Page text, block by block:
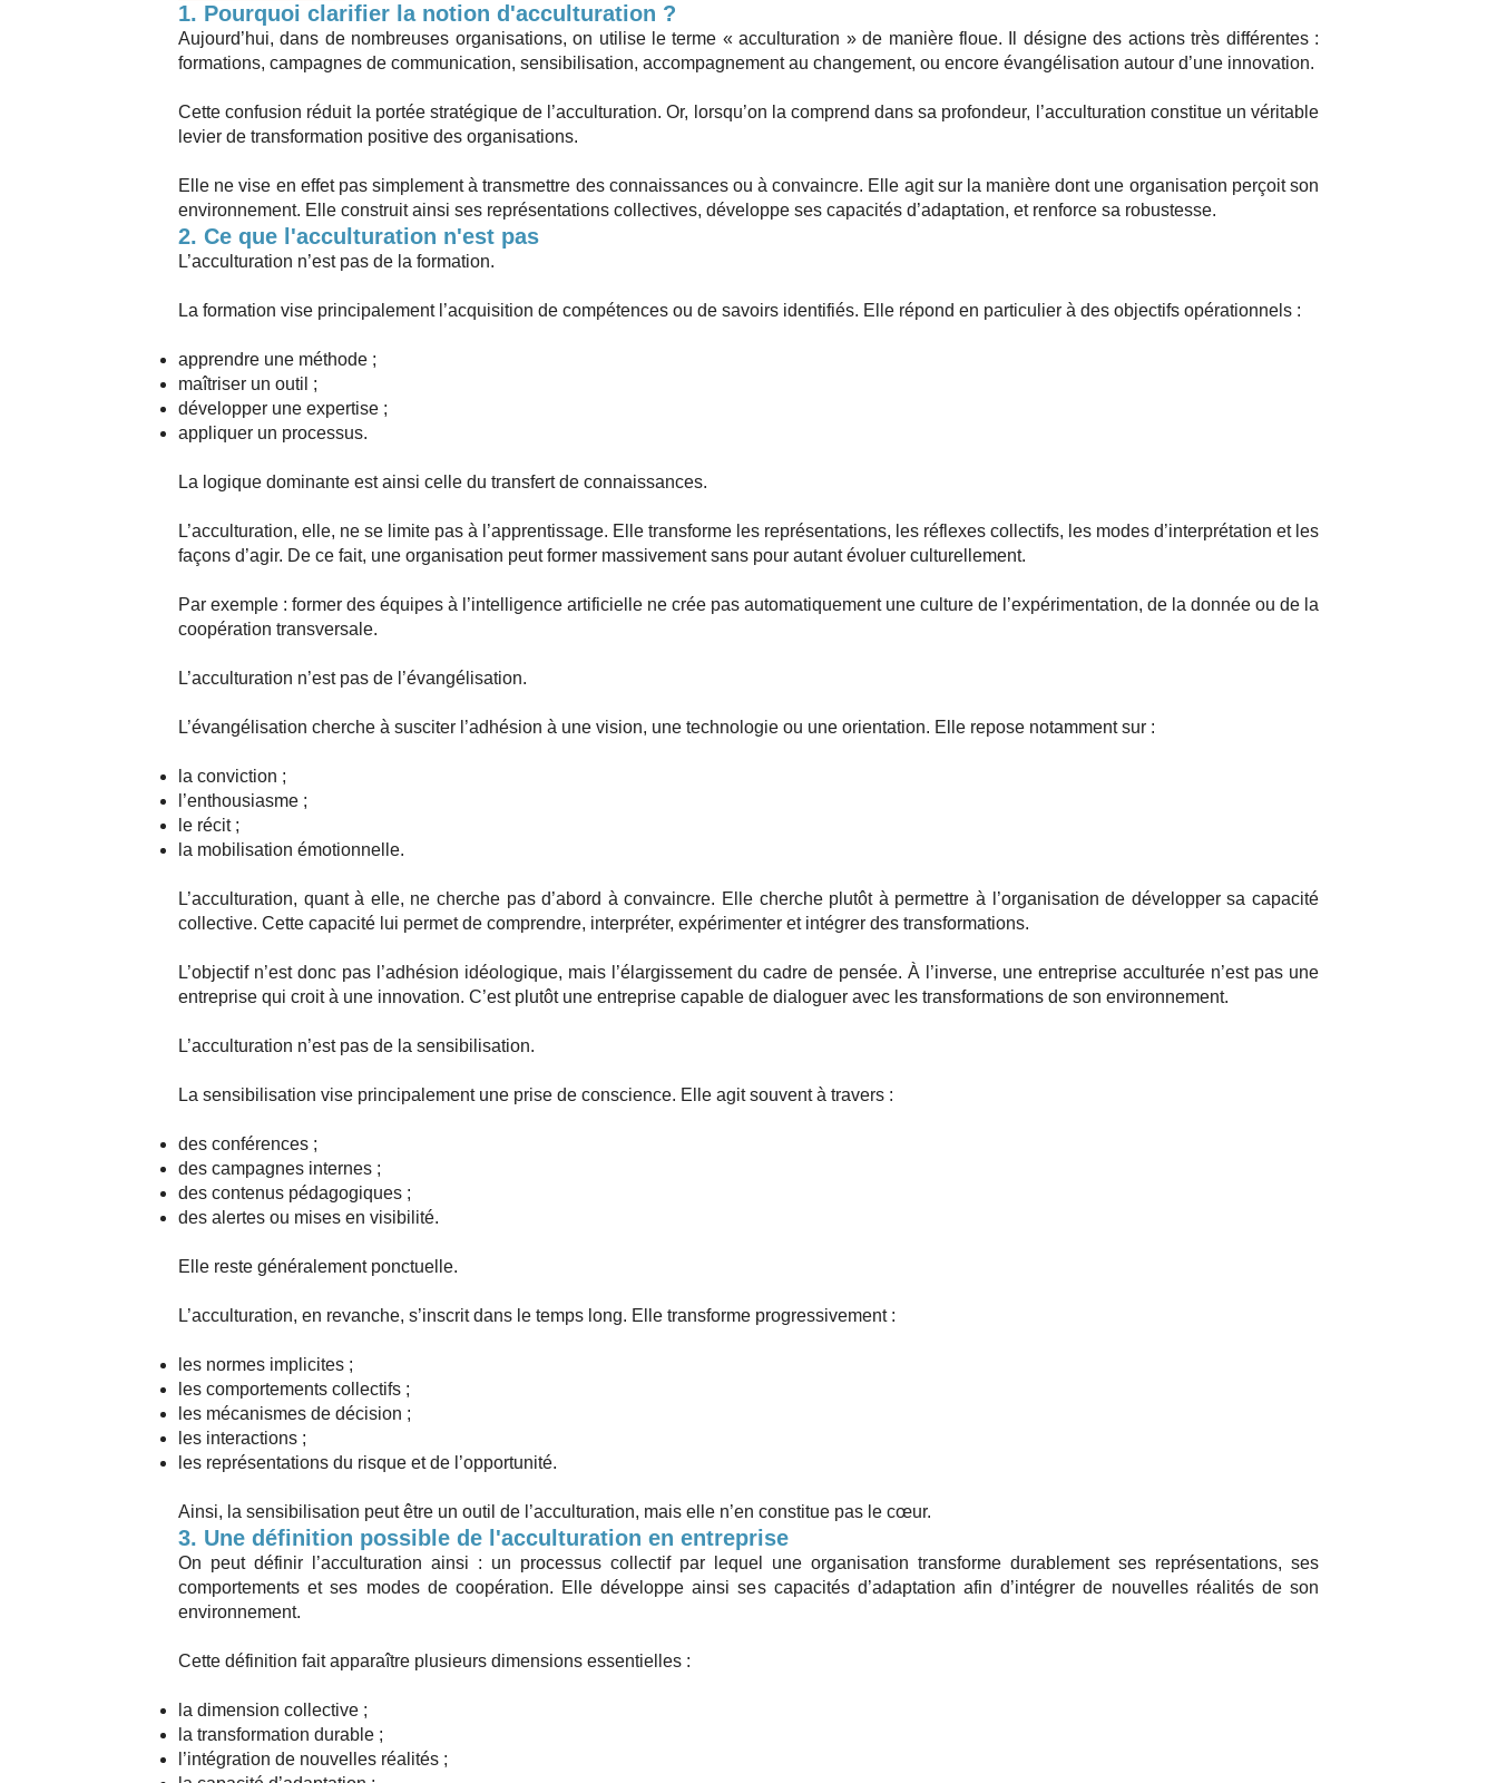
1. Pourquoi clarifier la notion d'acculturation ?
Aujourd’hui, dans de nombreuses organisations, on utilise le terme « acculturation » de manière floue. Il désigne des actions très différentes :
formations, campagnes de communication, sensibilisation, accompagnement au changement, ou encore évangélisation autour d’une innovation.
Cette confusion réduit la portée stratégique de l’acculturation. Or, lorsqu’on la comprend dans sa profondeur, l’acculturation constitue un véritable
levier de transformation positive des organisations.
Elle ne vise en effet pas simplement à transmettre des connaissances ou à convaincre. Elle agit sur la manière dont une organisation perçoit son
environnement. Elle construit ainsi ses représentations collectives, développe ses capacités d’adaptation, et renforce sa robustesse.
2. Ce que l'acculturation n'est pas
L’acculturation n’est pas de la formation.
La formation vise principalement l’acquisition de compétences ou de savoirs identifiés. Elle répond en particulier à des objectifs opérationnels :
apprendre une méthode ;
maîtriser un outil ;
développer une expertise ;
appliquer un processus.
La logique dominante est ainsi celle du transfert de connaissances.
L’acculturation, elle, ne se limite pas à l’apprentissage. Elle transforme les représentations, les réflexes collectifs, les modes d’interprétation et les
façons d’agir. De ce fait, une organisation peut former massivement sans pour autant évoluer culturellement.
Par exemple : former des équipes à l’intelligence artificielle ne crée pas automatiquement une culture de l’expérimentation, de la donnée ou de la
coopération transversale.
L’acculturation n’est pas de l’évangélisation.
L’évangélisation cherche à susciter l’adhésion à une vision, une technologie ou une orientation. Elle repose notamment sur :
la conviction ;
l’enthousiasme ;
le récit ;
la mobilisation émotionnelle.
L’acculturation, quant à elle, ne cherche pas d’abord à convaincre. Elle cherche plutôt à permettre à l’organisation de développer sa capacité
collective. Cette capacité lui permet de comprendre, interpréter, expérimenter et intégrer des transformations.
L’objectif n’est donc pas l’adhésion idéologique, mais l’élargissement du cadre de pensée. À l’inverse, une entreprise acculturée n’est pas une
entreprise qui croit à une innovation. C’est plutôt une entreprise capable de dialoguer avec les transformations de son environnement.
L’acculturation n’est pas de la sensibilisation.
La sensibilisation vise principalement une prise de conscience. Elle agit souvent à travers :
des conférences ;
des campagnes internes ;
des contenus pédagogiques ;
des alertes ou mises en visibilité.
Elle reste généralement ponctuelle.
L’acculturation, en revanche, s’inscrit dans le temps long. Elle transforme progressivement :
les normes implicites ;
les comportements collectifs ;
les mécanismes de décision ;
les interactions ;
les représentations du risque et de l’opportunité.
Ainsi, la sensibilisation peut être un outil de l’acculturation, mais elle n’en constitue pas le cœur.
3. Une définition possible de l'acculturation en entreprise
On peut définir l’acculturation ainsi : un processus collectif par lequel une organisation transforme durablement ses représentations, ses
comportements et ses modes de coopération. Elle développe ainsi ses capacités d’adaptation afin d’intégrer de nouvelles réalités de son
environnement.
Cette définition fait apparaître plusieurs dimensions essentielles :
la dimension collective ;
la transformation durable ;
l’intégration de nouvelles réalités ;